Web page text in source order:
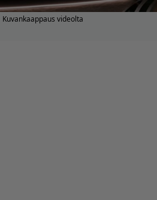
Kuvankaappaus videolta